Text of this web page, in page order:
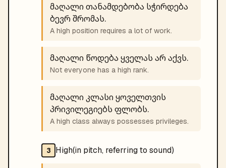
მაღალი თანამდებობა სჭირდება
ბევრ შრომას.
A high position requires a lot of work.
მაღალი წოდება ყველას არ აქვს.
Not everyone has a high rank.
მაღალი კლასი ყოველთვის
პრივილეგიებს ფლობს.
A high class always possesses privileges.
3 High(in pitch, referring to sound)